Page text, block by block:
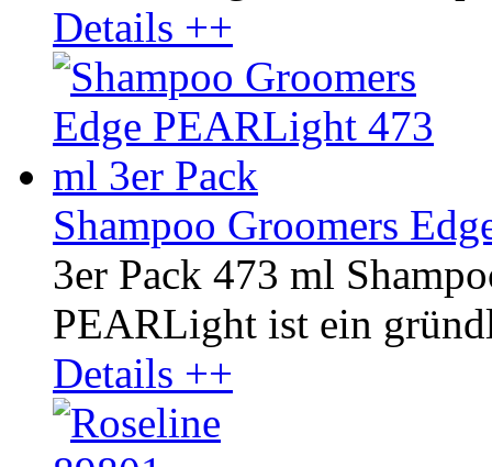
Details ++
Shampoo Groomers
3er Pack 473 ml
PEARLight ist ein
Details ++